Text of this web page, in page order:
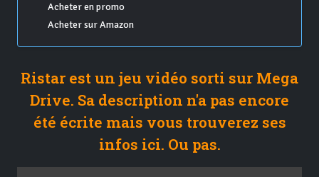
Acheter en promo
Acheter sur Amazon
Ristar est un jeu vidéo sorti sur Mega
Drive. Sa description n'a pas encore
été écrite mais vous trouverez ses
infos ici. Ou pas.